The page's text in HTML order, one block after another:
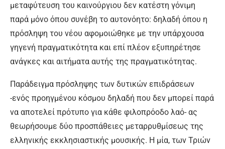
μεταφύτευση του καινούργιου δεν κατέστη γόνιμη
παρά μόνο όπου συνέβη το αυτονόητο: δηλαδή όπου η
πρόσληψη του νέου αφομοιώθηκε με την υπάρχουσα
γηγενή πραγματικότητα και επί πλέον εξυπηρέτησε
ανάγκες και αιτήματα αυτής της πραγματικότητας.
Παράδειγμα πρόσληψης των δυτικών επιδράσεων
-ενός προηγμένου κόσμου δηλαδή που δεν μπορεί παρά
να αποτελεί πρότυπο για κάθε φιλοπρόοδο λαό- ας
θεωρήσουμε δύο προσπάθειες μεταρρυθμίσεως της
ελληνικής εκκλησιαστικής μουσικής. Η μία, των Τριών